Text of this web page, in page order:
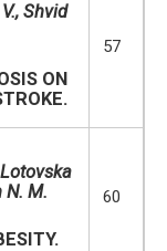
Shvid
ON
57
N. M.
60